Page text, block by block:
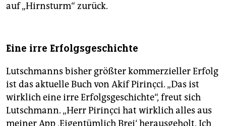
auf „Hirnsturm“ zurück.
Eine irre Erfolgsgeschichte
Lutschmanns bisher größter kommerzieller Erfolg
ist das aktuelle Buch von Akif Pirinçci. „Das ist
wirklich eine irre Erfolgsgeschichte“, freut sich
Lutschmann. „Herr Pirinçci hat wirklich alles aus
meiner App ,Eigentümlich Brei‘ herausgeholt. Ich